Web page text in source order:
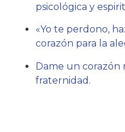
psicológica y
«Yo te perdono,
corazón para la
Dame un corazón
fraternidad.